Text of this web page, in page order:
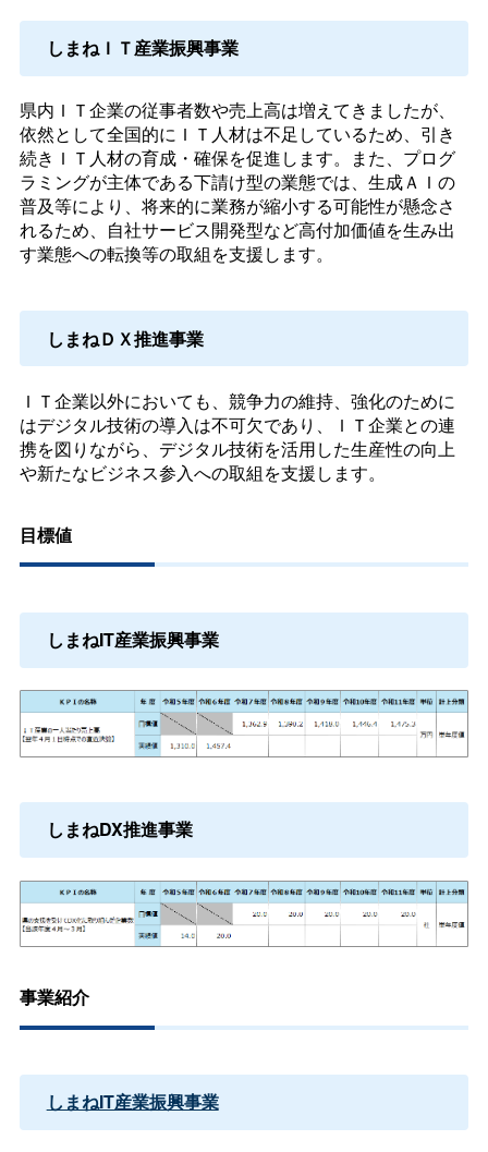
しまねＩＴ産業振興事業
県内ＩＴ企業の従事者数や売上高は増えてきましたが、
依然として全国的にＩＴ人材は不足しているため、引き
続きＩＴ人材の育成・確保を促進します。また、プログ
ラミングが主体である下請け型の業態では、生成ＡＩの
普及等により、将来的に業務が縮小する可能性が懸念さ
れるため、自社サービス開発型など高付加価値を生み出
す業態への転換等の取組を支援します。
しまねＤＸ推進事業
ＩＴ企業以外においても、競争力の維持、強化のために
はデジタル技術の導入は不可欠であり、ＩＴ企業との連
携を図りながら、デジタル技術を活用した生産性の向上
や新たなビジネス参入への取組を支援します。
目標値
しまねIT産業振興事業
しまねDX推進事業
事業紹介
しまねIT産業振興事業